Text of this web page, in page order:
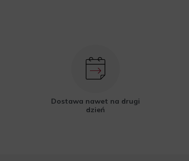
Dostawa nawet na drugi
dzień